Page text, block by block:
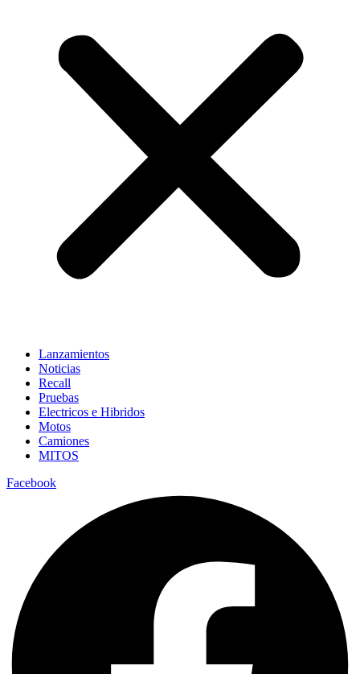
Lanzamientos
Noticias
Recall
Pruebas
Electricos e Hibridos
Motos
Camiones
MITOS
Facebook